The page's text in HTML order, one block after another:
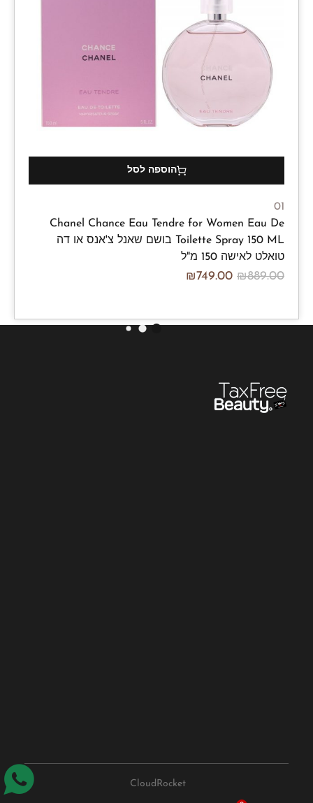
הוספה לסל
01
Chanel Chance Eau Tendre for Women Eau De
Toilette Spray 150 ML בושם שאנל צ'אנס או דה
טואלט לאישה 150 מ"ל
₪889.00
₪749.00
CloudRocket